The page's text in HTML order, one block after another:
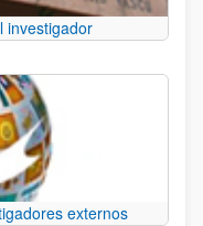
investigador
externos